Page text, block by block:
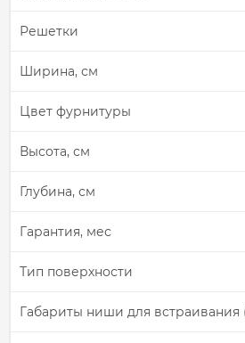
Решетки
Ширина, см
Цвет фурнитуры
Высота, см
Глубина, см
Гарантия, мес
Тип поверхности
Габариты ниши для встраивания